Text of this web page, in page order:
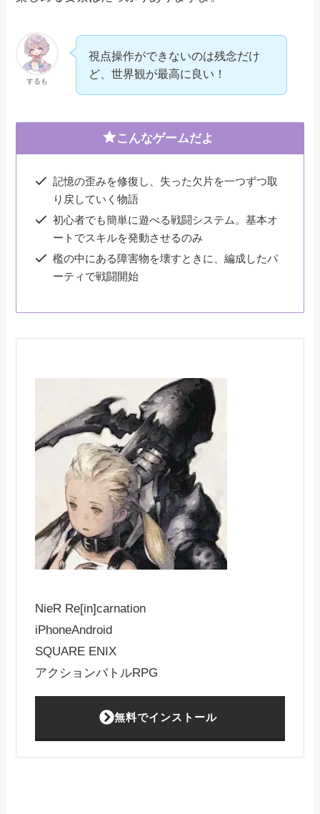
するも
視点操作ができないのは残念だけ
ど、世界観が最高に良い！
こんなゲームだよ
記憶の歪みを修復し、失った欠片を一つずつ取
り戻していく物語
初心者でも簡単に遊べる戦闘システム。基本オ
ートでスキルを発動させるのみ
檻の中にある障害物を壊すときに、編成したパ
ーティで戦闘開始
NieR Re[in]carnation
iPhoneAndroid
SQUARE ENIX
アクションバトルRPG
無料でインストール